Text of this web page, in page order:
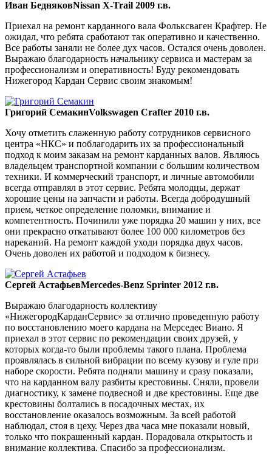
Иван БедняковNissan X-Trail 2009 г.в.
Приехал на ремонт карданного вала Фольксваген Крафтер. Не
ожидал, что ребята сработают так оперативно и качественно.
Все работы заняли не более дух часов. Остался очень доволен.
Выражаю благодарность начальнику сервиса и мастерам за
профессионализм и оперативность! Буду рекомендовать
Нижегород Кардан Сервис своим знакомым!
Григорий СемакинVolkswagen Crafter 2010 г.в.
Хочу отметить слаженную работу сотрудников сервисного
центра «НКС» и поблагодарить их за профессиональный
подход к моим заказам на ремонт карданных валов. Являюсь
владельцем транспортной компании с большим количеством
техники. И коммерческий транспорт, и личные автомобили
всегда отправлял в этот сервис. Ребята молодцы, держат
хорошие цены на запчасти и работы. Всегда добродушный
прием, четкое определение поломки, внимание и
компетентность. Починили уже порядка 20 машин у них, все
они прекрасно откатывают более 100 000 километров без
нареканий. На ремонт каждой уходи порядка двух часов.
Очень доволен их работой и подходом к бизнесу.
Сергей АстафьевMercedes-Benz Sprinter 2012 г.в.
Выражаю благодарность коллективу
«НижегородКарданСервис» за отлично проведенную работу
по восстановлению моего кардана на Мерседес Виано. Я
приехал в этот сервис по рекомендации своих друзей, у
которых когда-то были проблемы такого плана. Проблема
проявлялась в сильной вибрации по всему кузову и гуле при
наборе скорости. Ребята подняли машину и сразу показали,
что на карданном валу разбиты крестовины. Сняли, провели
диагностику, к замене подвесной и две крестовины. Еще две
крестовины болтались в посадочных местах, их
восстановление оказалось возможным. За всей работой
наблюдал, стоя в цеху. Через два часа мне показали новый,
только что покрашенный кардан. Порадовала открытость и
внимание коллектива. Спасибо за профессионализм.